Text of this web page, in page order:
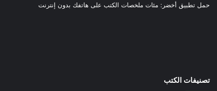
حمل تطبيق أخضر: مئات ملخصات الكتب على هاتفك بدون إنترنت
تصنيفات الكتب